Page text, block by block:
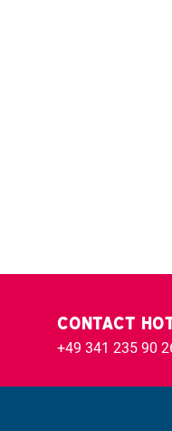
CONTACT
+49 341 235 90